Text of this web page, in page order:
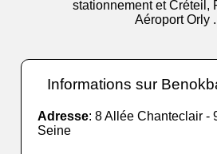
stationnement et Créteil,
Aéroport Orly
Informations sur
Adresse: 8 Allée Chanteclair -
Seine